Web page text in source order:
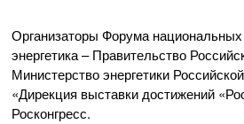
Организаторы Форума
энергетика – Правительство
Министерство энергетики
«Дирекция выставки достижений
Росконгресс.